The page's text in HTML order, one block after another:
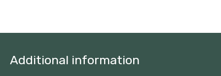
Additional information